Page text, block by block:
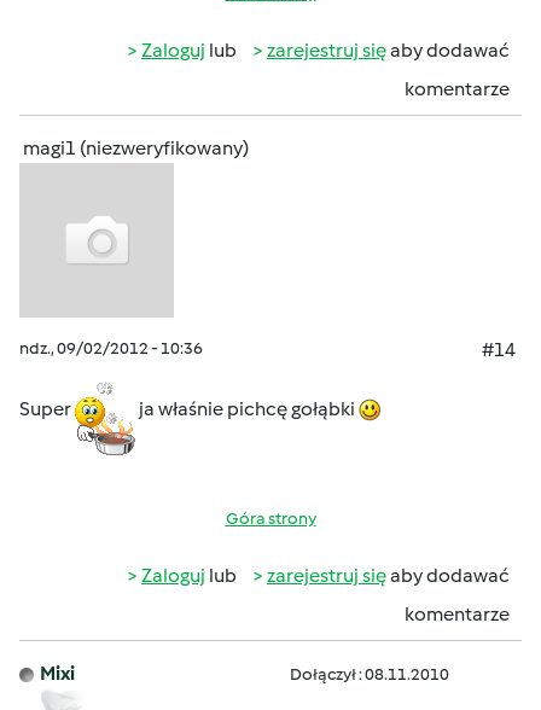
Zaloguj lub zarejestruj sięaby dodawać
komentarze
magi1 (niezweryfikowany)
ndz., 09/02/2012 - 10:36 #14
Super ja właśnie pichcę gołąbki
Góra strony
Zaloguj lub zarejestruj sięaby dodawać
komentarze
Mixi Dołączył : 08.11.2010